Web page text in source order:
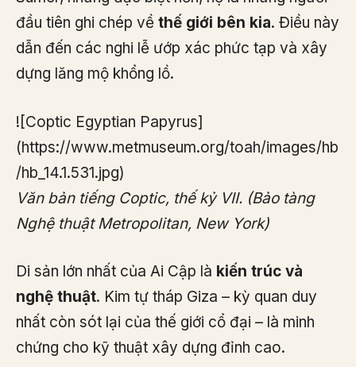
đầu tiên ghi chép về thế giới bên kia. Điều này
dẫn đến các nghi lễ ướp xác phức tạp và xây
dựng lăng mộ khổng lồ.
![Coptic Egyptian Papyrus]
(https://www.metmuseum.org/toah/images/hb
/hb_14.1.531.jpg)
Văn bản tiếng Coptic, thế kỷ VII. (Bảo tàng
Nghệ thuật Metropolitan, New York)
Di sản lớn nhất của Ai Cập là kiến trúc và
nghệ thuật. Kim tự tháp Giza – kỳ quan duy
nhất còn sót lại của thế giới cổ đại – là minh
chứng cho kỹ thuật xây dựng đỉnh cao.